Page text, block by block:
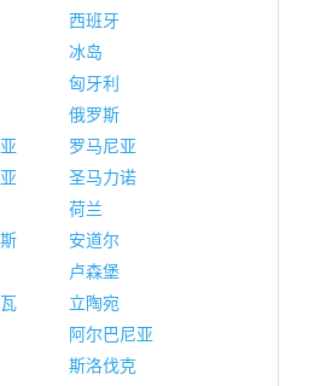
西班牙
冰岛
匈牙利
俄罗斯
罗马尼亚
圣马力诺
荷兰
安道尔
卢森堡
立陶宛
阿尔巴尼亚
斯洛伐克